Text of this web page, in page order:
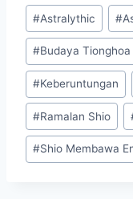
Post
Tags:
#Astralythic #
#Budaya Tionghoa
#Keberuntungan
#Ramalan Shio
#Shio Membawa